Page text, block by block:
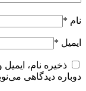
نام *
ایمیل *
ذخیره نام،
دوباره دیدگاهی